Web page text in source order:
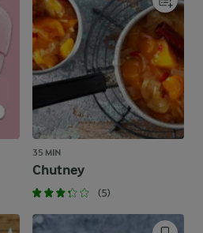
35 MIN
Chutney
(5)